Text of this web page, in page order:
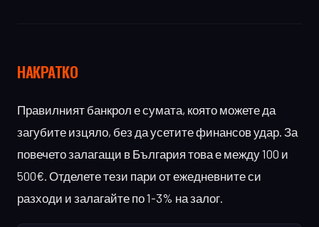
НАКРАТКО
Правилният банкрол е сумата, която можете да
загубите изцяло, без да усетите финансов удар. За
повечето залагащи в България това е между 100 и
500€. Отделете тези пари от ежедневните си
разходи и залагайте по 1-3% на залог.